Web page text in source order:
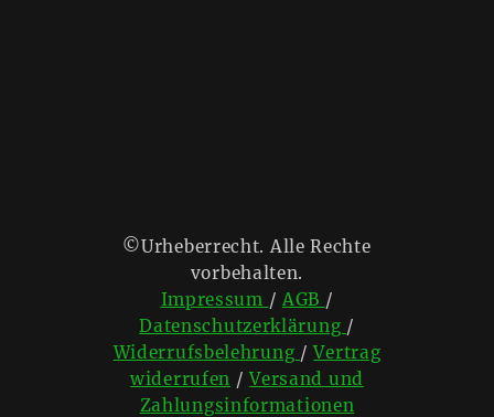
©Urheberrecht. Alle Rechte
vorbehalten.
Impressum / AGB /
Datenschutzerklärung /
Widerrufsbelehrung /Vertrag
widerrufen /Versand und
Zahlungsinformationen